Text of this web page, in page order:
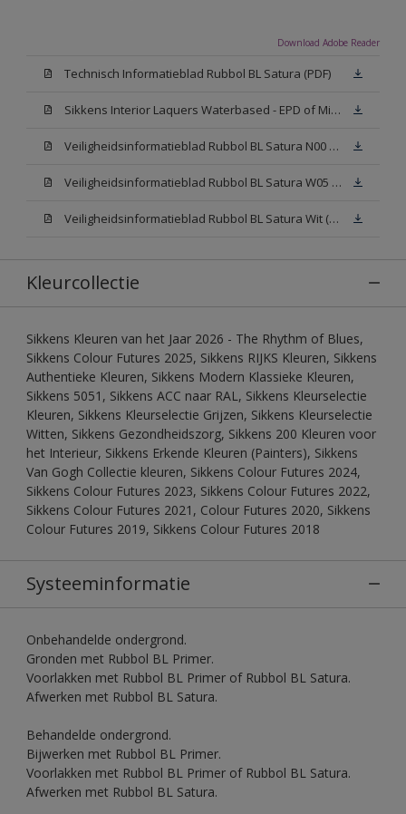
Download Adobe Reader
Technisch Informatieblad Rubbol BL Satura (PDF)
Sikkens Interior Laquers Waterbased - EPD of Milieuproductverklaring
Veiligheidsinformatieblad Rubbol BL Satura N00 (MSDS)
Veiligheidsinformatieblad Rubbol BL Satura W05 (MSDS)
Veiligheidsinformatieblad Rubbol BL Satura Wit (MSDS)
Kleurcollectie
Sikkens Kleuren van het Jaar 2026 - The Rhythm of Blues,
Sikkens Colour Futures 2025, Sikkens RIJKS Kleuren, Sikkens
Authentieke Kleuren, Sikkens Modern Klassieke Kleuren,
Sikkens 5051, Sikkens ACC naar RAL, Sikkens Kleurselectie
Kleuren, Sikkens Kleurselectie Grijzen, Sikkens Kleurselectie
Witten, Sikkens Gezondheidszorg, Sikkens 200 Kleuren voor
het Interieur, Sikkens Erkende Kleuren (Painters), Sikkens
Van Gogh Collectie kleuren, Sikkens Colour Futures 2024,
Sikkens Colour Futures 2023, Sikkens Colour Futures 2022,
Sikkens Colour Futures 2021, Colour Futures 2020, Sikkens
Colour Futures 2019, Sikkens Colour Futures 2018
Systeeminformatie
Onbehandelde ondergrond.
Gronden met Rubbol BL Primer.
Voorlakken met Rubbol BL Primer of Rubbol BL Satura.
Afwerken met Rubbol BL Satura.
Behandelde ondergrond.
Bijwerken met Rubbol BL Primer.
Voorlakken met Rubbol BL Primer of Rubbol BL Satura.
Afwerken met Rubbol BL Satura.